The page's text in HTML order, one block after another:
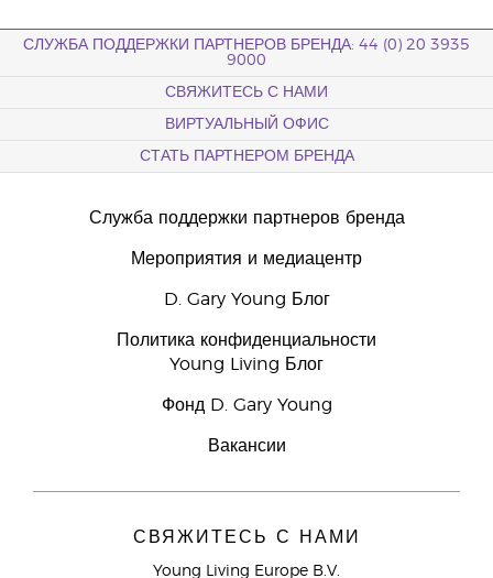
СЛУЖБА ПОДДЕРЖКИ ПАРТНЕРОВ БРЕНДА: 44 (0) 20 3935
9000
СВЯЖИТЕСЬ С НАМИ
ВИРТУАЛЬНЫЙ ОФИС
СТАТЬ ПАРТНЕРОМ БРЕНДА
Служба поддержки партнеров бренда
Мероприятия и медиацентр
D. Gary Young Блог
Политика конфиденциальности
Young Living Блог
Фонд D. Gary Young
Вакансии
СВЯЖИТЕСЬ С НАМИ
Young Living Europe B.V.